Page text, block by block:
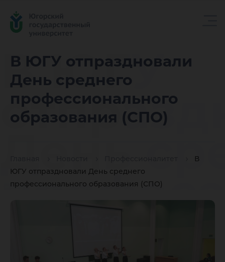
В ЮГУ отпраздновали
День среднего
профессионального
образования (СПО)
В
ЮГУ отпраздновали День среднего
профессионального образования (СПО)
В ЮГУ
День